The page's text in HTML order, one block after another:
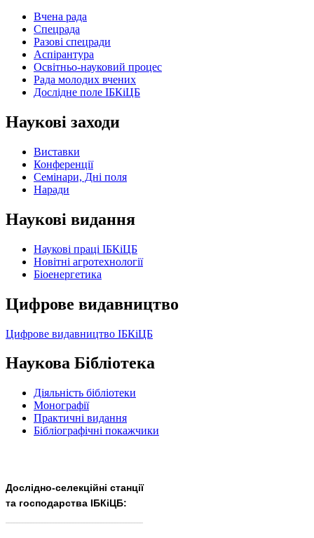
Вчена рада
Спецрада
Разові спецради
Аспірантура
Освітньо-науковий процес
Рада молодих вчених
Дослідне поле ІБКіЦБ
Наукові заходи
Виставки
Конференції
Семінари, Дні поля
Наради
Наукові видання
Наукові праці ІБКіЦБ
Новітні агротехнології
Бiоенергетика
Цифрове видавництво
Цифрове видавництво ІБКіЦБ
Наукова Бібліотека
Діяльність бібліотеки
Монографії
Практичні видання
Бібліографічні покажчики
Дослідно-селекційні станції
та господарства ІБКіЦБ: